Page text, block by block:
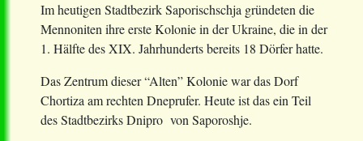
Im heutigen Stadtbezirk Saporischschja gründeten die
Mennoniten ihre erste Kolonie in der Ukraine, die in der
1. Hälfte des XIX. Jahrhunderts bereits 18 Dörfer hatte.
Das Zentrum dieser “Alten” Kolonie war das Dorf
Chortiza am rechten Dneprufer. Heute ist das ein Teil
des Stadtbezirks Dnipro von Saporoshje.